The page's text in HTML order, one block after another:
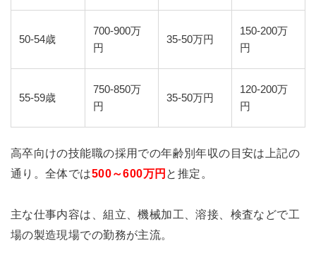
50-54歳
700-900万
円
35-50万円
150-200万
円
55-59歳
750-850万
円
35-50万円
120-200万
円
高卒向けの技能職の採用での年齢別年収の目安は上記の
通り。全体では500～600万円 と推定。
主な仕事内容は、組立、機械加工、溶接、検査などで工
場の製造現場での勤務が主流。